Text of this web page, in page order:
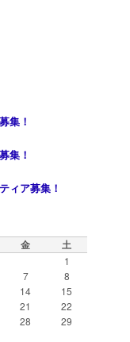
集！
集！
ア募集！
金 土
1
7
8
14
15
21
22
28
29